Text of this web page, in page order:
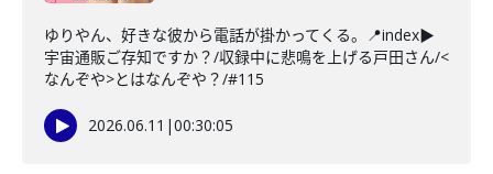
ゆりやん、好きな彼から電話が掛かってくる。📍index▶
宇宙通販ご存知ですか？/収録中に悲鳴を上げる戸田さん/<
なんぞや>とはなんぞや？/#115
2026.06.11 |00:30:05